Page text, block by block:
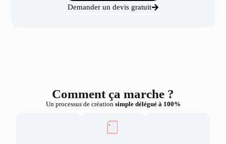
Demander un devis gratuit
Comment ça marche ?
Un processus de création simple délégué à 100%